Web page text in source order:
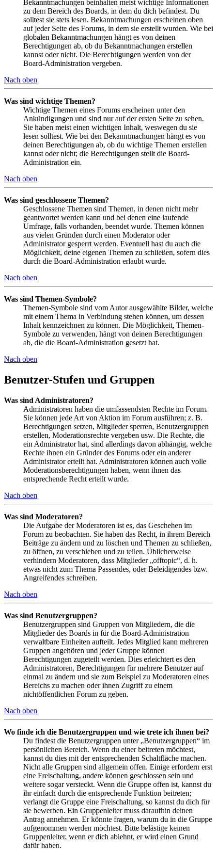
Bekanntmachungen beinhalten meist wichtige Informationen
zu dem Bereich des Boards, in dem du dich befindest. Du
solltest sie stets lesen. Bekanntmachungen erscheinen oben
auf jeder Seite des Forums, in dem sie erstellt wurden. Wie bei
globalen Bekanntmachungen hängt es von deinen
Berechtigungen ab, ob du Bekanntmachungen erstellen
kannst oder nicht. Die Berechtigungen werden von der
Board-Administration vergeben.
Nach oben
Was sind wichtige Themen?
Wichtige Themen eines Forums erscheinen unter den
Ankündigungen und sind nur auf der ersten Seite zu sehen.
Sie haben meist einen wichtigen Inhalt, weswegen du sie
lesen solltest. Wie bei den Bekanntmachungen hängt es von
deinen Berechtigungen ab, ob du wichtige Themen erstellen
kannst oder nicht; die Berechtigungen stellt die Board-
Administration ein.
Nach oben
Was sind geschlossene Themen?
Geschlossene Themen sind Themen, in denen nicht mehr
geantwortet werden kann und bei denen eine laufende
Umfrage, falls vorhanden, beendet wurde. Themen können
aus vielen Gründen durch einen Moderator oder
Administrator gesperrt werden. Eventuell hast du auch die
Möglichkeit, deine eigenen Themen zu schließen, sofern dies
durch die Board-Administration erlaubt wurde.
Nach oben
Was sind Themen-Symbole?
Themen-Symbole sind vom Autor ausgewählte Bilder, welche
mit einem Thema in Verbindung stehen können, um dessen
Inhalt kennzeichnen zu können. Die Möglichkeit, Themen-
Symbole zu verwenden, hängt von deinen Berechtigungen
ab, die die Board-Administration gesetzt hat.
Nach oben
Benutzer-Stufen und Gruppen
Was sind Administratoren?
Administratoren haben die umfassendsten Rechte im Forum.
Sie können jede Art von Aktion im Forum ausführen; z. B.
Berechtigungen setzen, Mitglieder sperren, Benutzergruppen
erstellen, Moderationsrechte vergeben usw. Die Rechte, die
ein Administrator hat, sind allerdings davon abhängig, welche
Rechte ihnen ein Gründer des Forums oder ein anderer
Administrator erteilt hat. Administratoren können auch volle
Moderationsberechtigungen haben, wenn ihnen das
entsprechende Recht erteilt wurde.
Nach oben
Was sind Moderatoren?
Die Aufgabe der Moderatoren ist es, das Geschehen im
Forum zu beobachten. Sie haben das Recht, in ihrem Bereich
Beiträge zu ändern und zu löschen und Themen zu schließen,
zu öffnen, zu verschieben und zu teilen. Üblicherweise
verhindern Moderatoren, dass Mitglieder „offtopic“, d. h.
etwas nicht zum Thema Passendes, oder Beleidigendes bzw.
Angreifendes schreiben.
Nach oben
Was sind Benutzergruppen?
Benutzergruppen sind Gruppen von Mitgliedern, die die
Mitglieder des Boards in für die Board-Administration
verwaltbare Einheiten aufteilt. Jedes Mitglied kann mehreren
Gruppen angehören und jeder Gruppe können
Berechtigungen zugeteilt werden. Dies erleichtert es den
Administratoren, Berechtigungen für mehrere Benutzer auf
einmal zu ändern und sie zum Beispiel zu Moderatoren eines
Bereichs zu machen oder ihnen Zugriff zu einem
nichtöffentlichen Forum zu geben.
Nach oben
Wo finde ich die Benutzergruppen und wie trete ich ihnen bei?
Du findest die Benutzergruppen unter „Benutzergruppen“ im
persönlichen Bereich. Wenn du einer beitreten möchtest,
kannst du dies mit der entsprechenden Schaltfläche machen.
Nicht alle Gruppen sind allgemein offen. Einige erfordern erst
eine Freischaltung, andere können geschlossen sein und
weitere sogar versteckt. Wenn die Gruppe offen ist, kannst du
ihr einfach durch die entsprechende Funktion beitreten;
verlangt die Gruppe eine Freischaltung, so kannst du dich für
sie bewerben. Ein Gruppenleiter muss daraufhin deinen
Antrag annehmen. Er könnte fragen, warum du in die Gruppe
aufgenommen werden möchtest. Bitte belästige keinen
Gruppenleiter, wenn er dich ablehnt, er wird einen Grund
dafür haben.